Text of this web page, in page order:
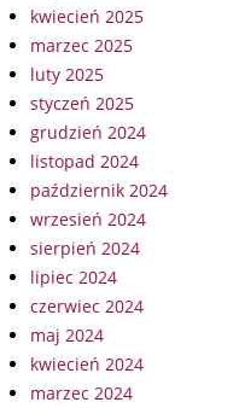
kwiecień 2025
marzec 2025
luty 2025
styczeń 2025
grudzień 2024
listopad 2024
październik 2024
wrzesień 2024
sierpień 2024
lipiec 2024
czerwiec 2024
maj 2024
kwiecień 2024
marzec 2024